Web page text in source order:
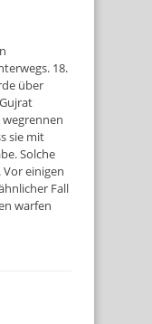
18.
über
sie mit
Solche
einigen
Fall
warfen